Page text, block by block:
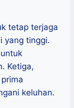
tetap terjaga
yang tinggi.
Ketiga,
keluhan.